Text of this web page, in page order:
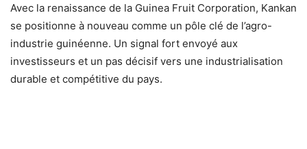
Avec la renaissance de la Guinea Fruit Corporation, Kankan
se positionne à nouveau comme un pôle clé de l’agro-
industrie guinéenne. Un signal fort envoyé aux
investisseurs et un pas décisif vers une industrialisation
durable et compétitive du pays.